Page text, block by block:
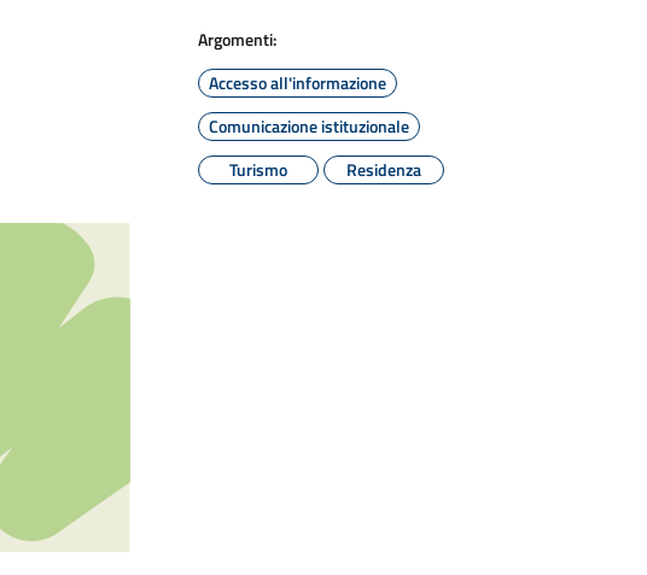
Argomenti:
Accesso all'informazione
Comunicazione istituzionale
Turismo
Residenza